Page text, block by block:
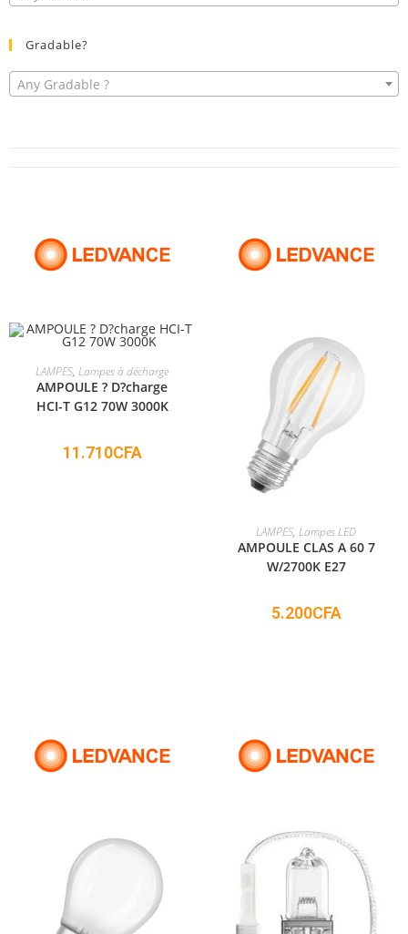
Gradable?
Any Gradable ?
ADD TO CART
LAMPES, Lampes à décharge
AMPOULE ? D?charge
HCI-T G12 70W 3000K
11.710CFA
ADD TO CART
LAMPES, Lampes LED
AMPOULE CLAS A 60 7
W/2700K E27
5.200CFA